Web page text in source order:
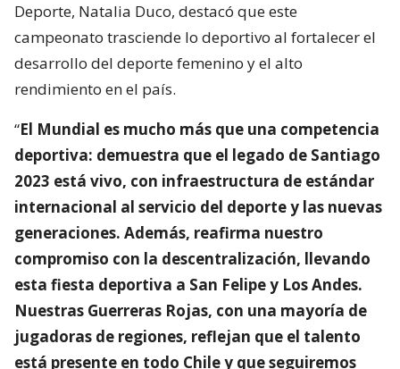
Deporte, Natalia Duco, destacó que este
campeonato trasciende lo deportivo al fortalecer el
desarrollo del deporte femenino y el alto
rendimiento en el país.
“El Mundial es mucho más que una competencia
deportiva: demuestra que el legado de Santiago
2023 está vivo, con infraestructura de estándar
internacional al servicio del deporte y las nuevas
generaciones. Además, reafirma nuestro
compromiso con la descentralización, llevando
esta fiesta deportiva a San Felipe y Los Andes.
Nuestras Guerreras Rojas, con una mayoría de
jugadoras de regiones, reflejan que el talento
está presente en todo Chile y que seguiremos